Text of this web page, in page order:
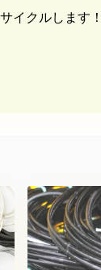
イクルします！